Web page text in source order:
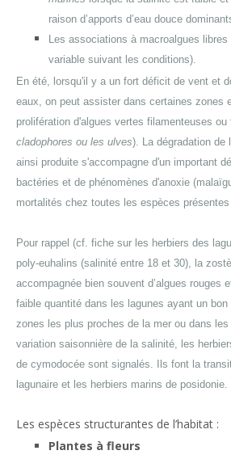
raison d’apports d’eau douce
Les associations à macroalgues
variable suivant les conditions).
En été, lorsqu'il y a un fort déficit de vent et
eaux, on peut assister dans certaines zones
prolifération d'algues vertes filamenteuses
cladophores ou les ulves). La dégradation de
ainsi produite s'accompagne d'un important
bactéries et de phénomènes d'anoxie
mortalités chez toutes les espèces
Pour rappel (cf. fiche sur les herbiers des
poly-euhalins (salinité entre 18 et 30), la
accompagnée bien souvent d’algues rouges
faible quantité dans les lagunes ayant un bon
zones les plus proches de la mer ou dans
variation saisonnière de la salinité, les
de cymodocée sont signalés. Ils font la
lagunaire et les herbiers marins de posidonie.
Les espèces structurantes de l’habitat :
Plantes à fleurs